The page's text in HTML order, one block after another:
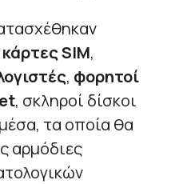
κάρτες SIM,
, φορητοί
, σκληροί δίσκοι
τα οποία θα
αρμόδιες